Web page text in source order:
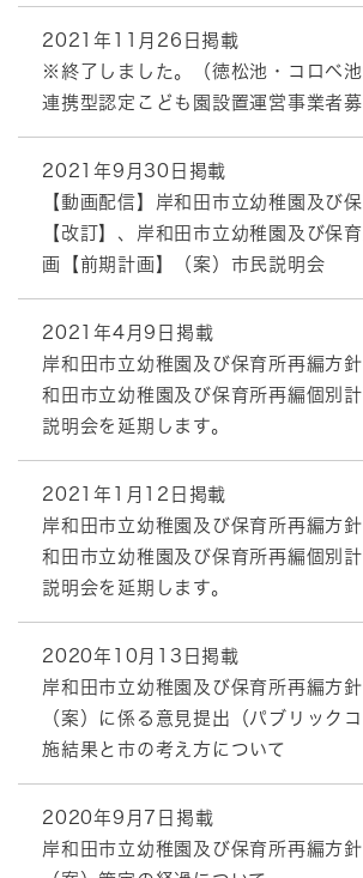
2021年11月26日掲載
※終了しました。（徳松池・コロベ
連携型認定こども園設置運営事業者
2021年9月30日掲載
【動画配信】岸和田市立幼稚園及び
【改訂】、岸和田市立幼稚園及び保
画【前期計画】（案）市民説明会
2021年4月9日掲載
岸和田市立幼稚園及び保育所再編方
和田市立幼稚園及び保育所再編個別
説明会を延期します。
2021年1月12日掲載
岸和田市立幼稚園及び保育所再編方
和田市立幼稚園及び保育所再編個別
説明会を延期します。
2020年10月13日掲載
岸和田市立幼稚園及び保育所再編方針
（案）に係る意見提出（パブリック
施結果と市の考え方について
2020年9月7日掲載
岸和田市立幼稚園及び保育所再編方針